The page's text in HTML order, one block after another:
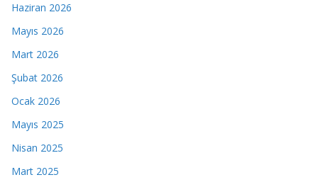
Haziran 2026
Mayıs 2026
Mart 2026
Şubat 2026
Ocak 2026
Mayıs 2025
Nisan 2025
Mart 2025